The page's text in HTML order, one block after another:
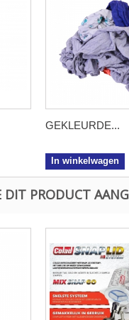
GEKLEURDE...
In winkelwagen
DIT PRODUCT